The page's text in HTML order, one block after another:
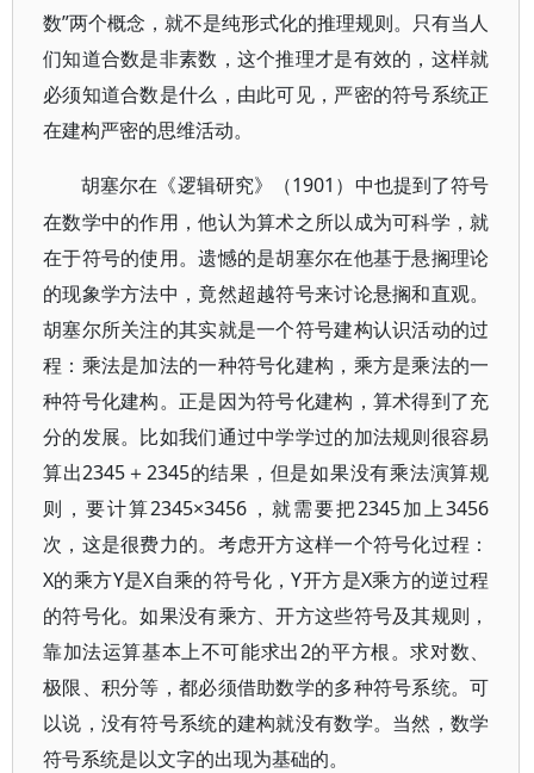
数”两个概念，就不是纯形式化的推理规则。只有当人
们知道合数是非素数，这个推理才是有效的，这样就
必须知道合数是什么，由此可见，严密的符号系统正
在建构严密的思维活动。
胡塞尔在《逻辑研究》（1901）中也提到了符号
在数学中的作用，他认为算术之所以成为可科学，就
在于符号的使用。遗憾的是胡塞尔在他基于悬搁理论
的现象学方法中，竟然超越符号来讨论悬搁和直观。
胡塞尔所关注的其实就是一个符号建构认识活动的过
程：乘法是加法的一种符号化建构，乘方是乘法的一
种符号化建构。正是因为符号化建构，算术得到了充
分的发展。比如我们通过中学学过的加法规则很容易
算出2345＋2345的结果，但是如果没有乘法演算规
则，要计算2345×3456，就需要把2345加上3456
次，这是很费力的。考虑开方这样一个符号化过程：
X的乘方Y是X自乘的符号化，Y开方是X乘方的逆过程
的符号化。如果没有乘方、开方这些符号及其规则，
靠加法运算基本上不可能求出2的平方根。求对数、
极限、积分等，都必须借助数学的多种符号系统。可
以说，没有符号系统的建构就没有数学。当然，数学
符号系统是以文字的出现为基础的。